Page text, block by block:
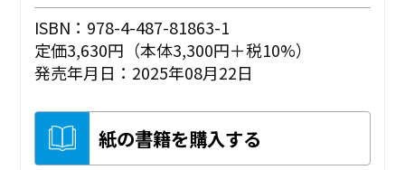
ISBN：978-4-487-81863-1
定価3,630円（本体3,300円＋税10%）
発売年月日：2025年08月22日
紙の書籍を購入する